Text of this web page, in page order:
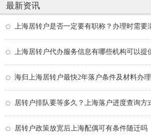
最新资讯
上海居转户是否一定要有职称？办理时需
上海居转户代办服务信息有哪些机构可以提
海归上海居转户最快2年落户条件及材料办
居转户排队要等多久？上海落户进度查询方
居转户政策放宽后上海配偶可有条件随迁吗